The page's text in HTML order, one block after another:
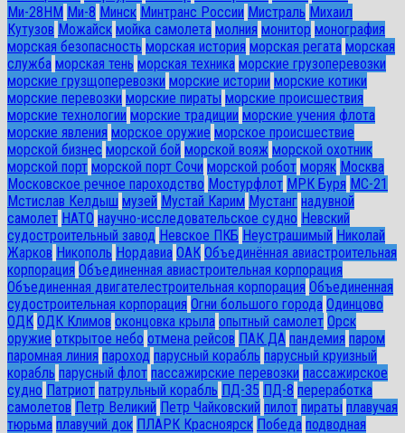
Ми-28HM Ми-8 Минск Минтранс России Мистраль Михаил
Кутузов Можайск мойка самолета молния монитор монография
морская безопасность морская история морская регата морская
служба морская тень морская техника морские грузоперевозки
морские грузщоперевозки морские истории морские котики
морские перевозки морские пираты морские происшествия
морские технологии морские традиции морские учения флота
морские явления морское оружие морское происшествие
морской бизнес морской бой морской вояж морской охотник
морской порт морской порт Сочи морской робот моряк Москва
Московское речное пароходство Мостурфлот МРК Буря МС-21
Мстислав Келдыш музей Мустай Карим Мустанг надувной
самолет НАТО научно-исследовательское судно Невский
судостроительный завод Невское ПКБ Неустрашимый Николай
Жарков Никополь Нордавиа ОАК Объединённая авиастроительная
корпорация Объединенная авиастроительная корпорация
Объединенная двигателестроительная корпорация Объединенная
судостроительная корпорация Огни большого города Одинцово
ОДК ОДК Климов оконцовка крыла опытный самолет Орск
оружие открытое небо отмена рейсов ПАК ДА пандемия паром
паромная линия пароход парусный корабль парусный круизный
корабль парусный флот пассажирские перевозки пассажирское
судно Патриот патрульный корабль ПД-35 ПД-8 переработка
самолетов Петр Великий Петр Чайковский пилот пираты плавучая
тюрьма плавучий док ПЛАРК Красноярск Победа подводная